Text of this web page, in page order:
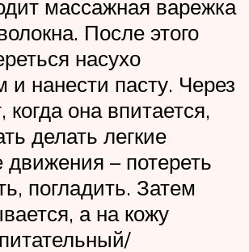
массажная варежка
После этого
насухо
и нанести пасту. Через
когда она впитается,
делать легкие
– потереть
погладить. Затем
а на кожу